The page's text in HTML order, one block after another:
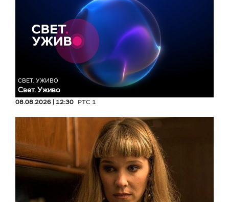
СВЕТ. УЖИВО
Свет. Уживо
08.08.2026 | 12:30 РТС 1